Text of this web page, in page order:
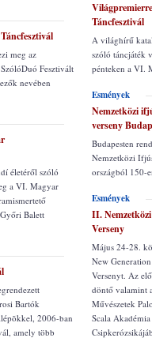
meg az
Fesztivált
nevében
életéről szóló
a VI. Magyar
Balett
Bartók
2006-ban
amely több
Táncfesztivál
A világhírű
szóló táncjáték
pénteken a VI.
Esmények
Nemzetközi
verseny
Budapesten
Nemzetközi
országból 150-
Esmények
II.
Verseny
Május 24-28.
New
Versenyt. Az
döntő valamint
Művészetek
Scala